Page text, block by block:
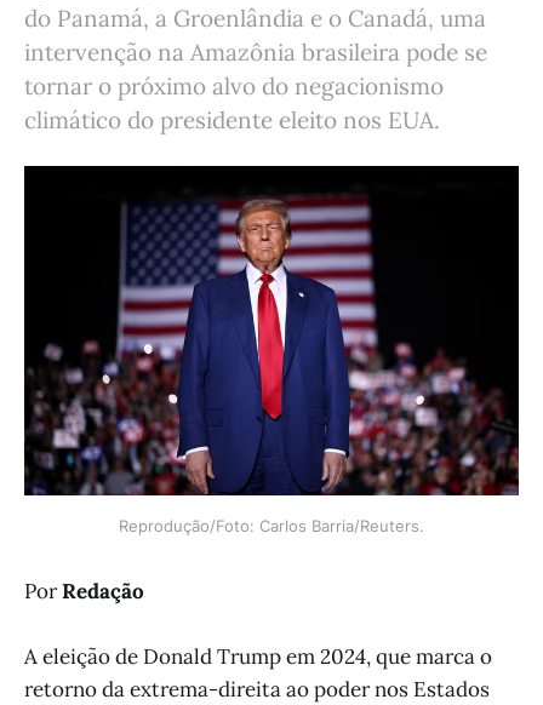
do Panamá, a Groenlândia e o Canadá, uma
intervenção na Amazônia brasileira pode se
tornar o próximo alvo do negacionismo
climático do presidente eleito nos EUA.
Reprodução/Foto: Carlos Barria/Reuters.
PorRedação
A eleição de Donald Trump em 2024, que marca o
retorno da extrema-direita ao poder nos Estados